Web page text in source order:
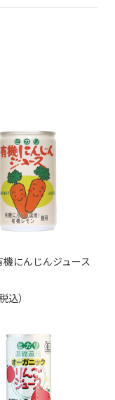
機にんじんジュース
込）